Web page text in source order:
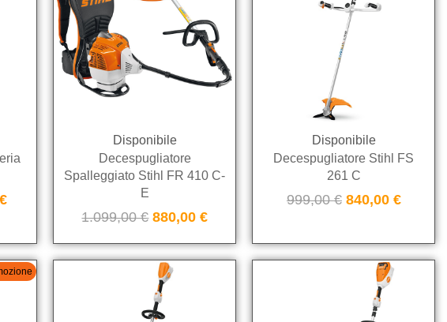
€
Disponibile
Decespugliatore
Spalleggiato Stihl FR 410 C-
E
1.099,00€ 880,00€
Disponibile
Decespugliatore Stihl FS
261 C
999,00€ 840,00 €